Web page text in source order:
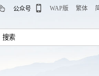
公众号 WAP版 繁体